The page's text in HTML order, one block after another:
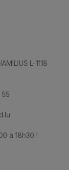
L-1118
55
à 18h30 !